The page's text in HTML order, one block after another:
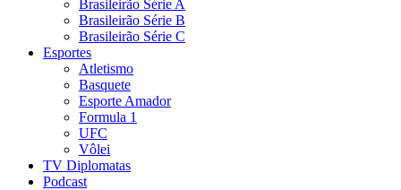
Brasileirão Série A
Brasileirão Série B
Brasileirão Série C
Esportes
Atletismo
Basquete
Esporte Amador
Formula 1
UFC
Vôlei
TV Diplomatas
Podcast